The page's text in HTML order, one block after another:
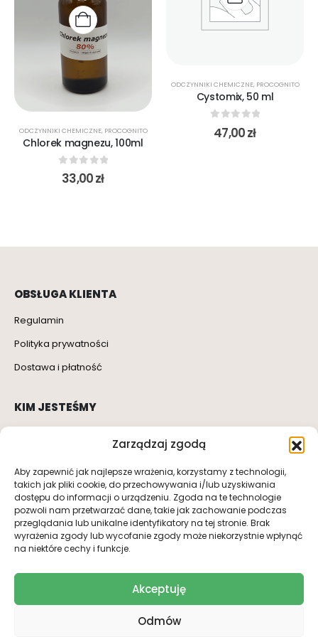
Zarządzaj zgodą
Aby zapewnić jak najlepsze wrażenia, korzystamy z technologii,
takich jak pliki cookie, do przechowywania i/lub uzyskiwania
dostępu do informacji o urządzeniu. Zgoda na te technologie
pozwoli nam przetwarzać dane, takie jak zachowanie podczas
przeglądania lub unikalne identyfikatory na tej stronie. Brak
wyrażenia zgody lub wycofanie zgody może niekorzystnie wpłynąć
na niektóre cechy i funkcje.
Akceptuję
Odmów
ODCZYNNIKI CHEMICZNE, PROCOGNITO
Chlorek magnezu, 100ml
0out of 5
33,00zł
ODCZYNNIKI CHEMICZNE, PROCOGNITO
Cystomix, 50 ml
out of 5
47,00zł
OBSŁUGA KLIENTA
Regulamin
Polityka prywatności
Dostawa i płatność
KIM JESTEŚMY
SOCIAL MEDIA
ProCognito © 2025. All Rights Reserved.